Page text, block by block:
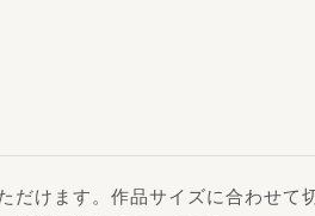
けます。作品サイズに合わせ